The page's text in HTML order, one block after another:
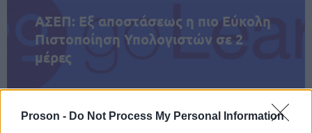
Proson - Do Not Process My Personal Information
ΑΣΕΠ: Εξ αποστάσεως η πιο Εύκολη
Πιστοποίηση Υπολογιστών σε 2
μέρες